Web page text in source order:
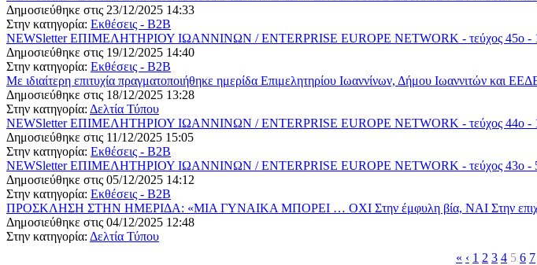
Δημοσιεύθηκε στις 23/12/2025 14:33
Στην κατηγορία: Εκθέσεις - B2B
NEWSletter ΕΠΙΜΕΛΗΤΗΡΙΟΥ ΙΩΑΝΝΙΝΩΝ / ENTERPRISE EUROPE NETWORK - τεύχος 45o -
Δημοσιεύθηκε στις 19/12/2025 14:40
Στην κατηγορία: Εκθέσεις - B2B
Με ιδιαίτερη επιτυχία πραγματοποιήθηκε ημερίδα Επιμελητηρίου Ιωαννίνων, Δήμου Ιωαννιτών
Δημοσιεύθηκε στις 18/12/2025 13:28
Στην κατηγορία: Δελτία Τύπου
NEWSletter ΕΠΙΜΕΛΗΤΗΡΙΟΥ ΙΩΑΝΝΙΝΩΝ / ENTERPRISE EUROPE NETWORK - τεύχος 44o -
Δημοσιεύθηκε στις 11/12/2025 15:05
Στην κατηγορία: Εκθέσεις - B2B
NEWSletter ΕΠΙΜΕΛΗΤΗΡΙΟΥ ΙΩΑΝΝΙΝΩΝ / ENTERPRISE EUROPE NETWORK - τεύχος 43o -
Δημοσιεύθηκε στις 05/12/2025 14:12
Στην κατηγορία: Εκθέσεις - B2B
ΠΡΟΣΚΛΗΣΗ ΣΤΗΝ ΗΜΕΡΙΔΑ: «ΜΙΑ ΓΥΝΑΙΚΑ ΜΠΟΡΕΙ … ΟΧΙ Στην έμφυλη βία, ΝΑΙ Στην
Δημοσιεύθηκε στις 04/12/2025 12:48
Στην κατηγορία: Δελτία Τύπου
« ‹ 1 2 3 4 5 6 7